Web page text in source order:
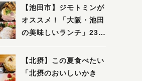
月3日にオープン！（教
えたい/教えて）
【池田市】ジモトミンが
オススメ！「大阪・池田
の美味しいランチ」23
【北摂】この夏食べたい
「北摂のおいしいかき